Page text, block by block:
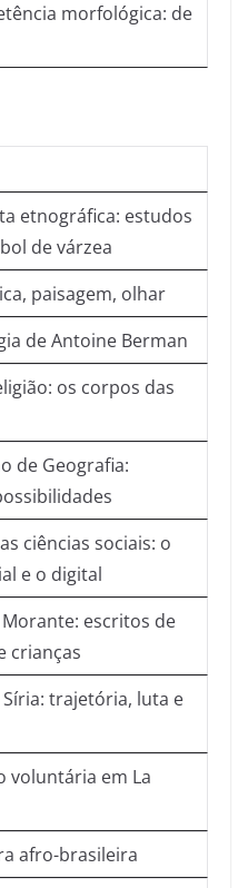
morfológica: de
etnográfica: estudos
de várzea
paisagem, olhar
de Antoine Berman
os corpos das
de Geografia:
ciências sociais: o
e o digital
escritos de
crianças
trajetória, luta e
voluntária em La
afro-brasileira